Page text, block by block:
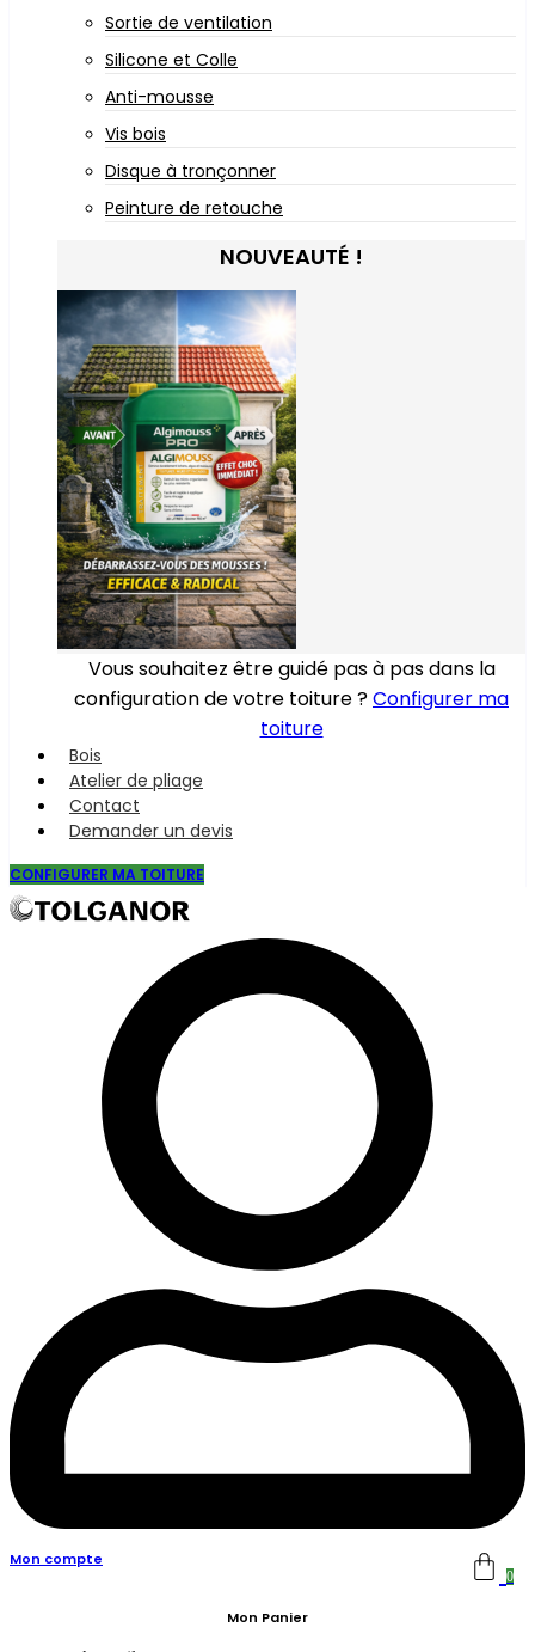
Sortie de ventilation
Silicone et Colle
Anti-mousse
Vis bois
Disque à tronçonner
Peinture de retouche
NOUVEAUTÉ !
Vous souhaitez être guidé pas à pas dans la
configuration de votre toiture ?Configurer ma
toiture
Bois
Atelier de pliage
Contact
Demander un devis
CONFIGURER MA TOITURE
Mon compte
0
Mon Panier